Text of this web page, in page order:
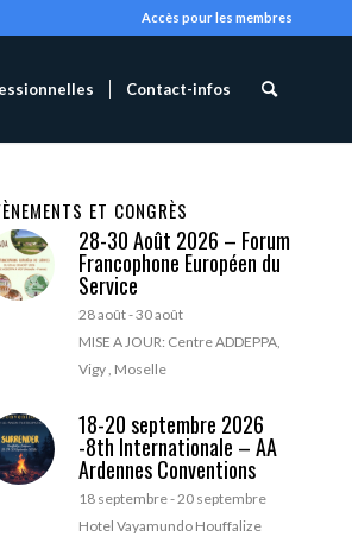
Accès pour les membres
Contact-infos
ET CONGRÈS
28-30 Août 2026 – Forum
Francophone Européen du
Service
28 août-30 août
MISE A JOUR: Centre ADDEPPA,
Vigy , Moselle
18-20 septembre 2026
-8th Internationale – AA
Ardennes Conventions
18 septembre-20 septembre
Hotel Vayamundo Houffalize